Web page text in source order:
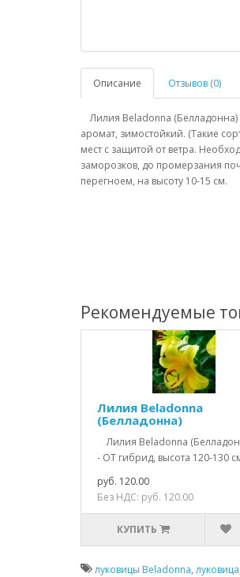
Описание Отзывов (0)
Лилия Beladonna (Белладонна)
аромат, зимостойкий. (Такие
мест с защитой от ветра.
заморозков, до промерзания
перегноем, на высоту 10-15 см.
Рекомендуемые
Лилия Beladonna
(Белладонна)
Лилия Beladonna
- ОТ гибрид, высота 120-130
руб. 120.00
Без НДС: руб. 120.00
КУПИТЬ
луковицы Beladonna, луковица